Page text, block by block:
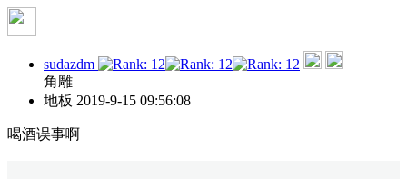
sudazdm
角雕
地板 2019-9-15 09:56:08
喝酒误事啊